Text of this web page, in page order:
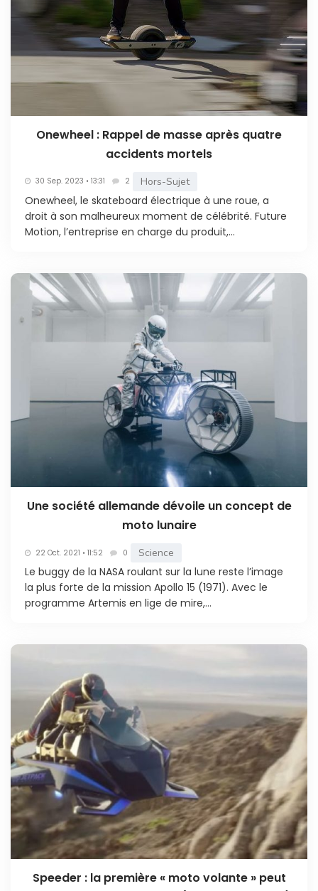
Onewheel : Rappel de masse après quatre
accidents mortels
30 Sep. 2023 • 13:31 2 Hors-Sujet
Onewheel, le skateboard électrique à une roue, a
droit à son malheureux moment de célébrité. Future
Motion, l’entreprise en charge du produit,...
Une société allemande dévoile un concept de
moto lunaire
22 Oct. 2021 • 11:52 0 Science
Le buggy de la NASA roulant sur la lune reste l’image
la plus forte de la mission Apollo 15 (1971). Avec le
programme Artemis en lige de mire,...
Speeder : la première « moto volante » peut